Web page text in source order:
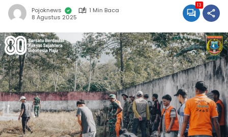
Pojoknews
1 Min Baca
8 Agustus 2025
13